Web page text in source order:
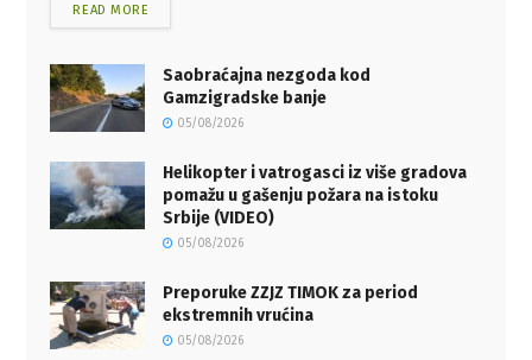
READ MORE
Saobraćajna nezgoda kod
Gamzigradske banje
05/08/2026
Helikopter i vatrogasci iz više gradova
pomažu u gašenju požara na istoku
Srbije (VIDEO)
05/08/2026
Preporuke ZZJZ TIMOK za period
ekstremnih vrućina
05/08/2026